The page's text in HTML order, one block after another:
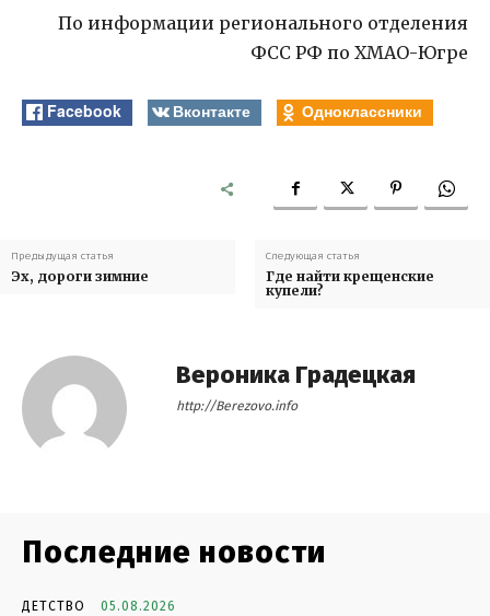
По информации регионального отделения
ФСС РФ по ХМАО-Югре
Facebook Вконтакте Одноклассники
Предыдущая статья
Эх, дороги зимние
Следующая статья
Где найти крещенские
купели?
Вероника Градецкая
http://Berezovo.info
Последние новости
ДЕТСТВО 05.08.2026